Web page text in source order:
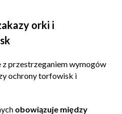
orki i
z przestrzeganiem wymogów
ochrony torfowisk i
obowiązuje między